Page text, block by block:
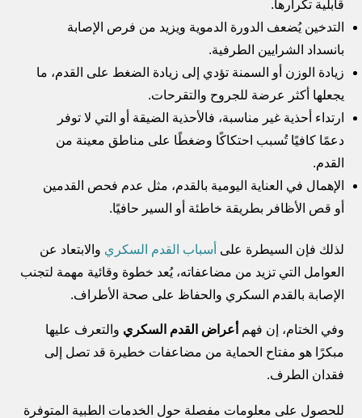
قابلية تكرارها.
التدخين يُضعف الدورة الدموية ويزيد من فرص الإصابة
بانسداد الشرايين الطرفية.
زيادة الوزن أو السمنة تؤدي إلى زيادة الضغط على القدم، ما
يجعلها أكثر عرضة للجروح والتقرحات.
ارتداء أحذية غير مناسبة، فالأحذية الضيقة أو التي لا توفر
دعمًا كافيًا تُسبب احتكاكًا وضغطًا على مناطق معينة من
القدم.
الإهمال في العناية اليومية بالقدم، مثل عدم فحص القدمين
أو قص الأظافر بطريقة خاطئة أو السير حافيًا.
لذلك فإن السيطرة على أسباب القدم السكري والابتعاد عن
العوامل التي تزيد من مضاعفاته، يُعد خطوة وقائية مهمة لتجنب
الإصابة بالقدم السكري والحفاظ على صحة الأطراف.
وفي الختام، إن فهم أعراض القدم السكري والتعرف عليها
مبكرًا هو مفتاح الحماية من مضاعفات خطيرة قد تصل إلى
فقدان الطرف.
للحصول على معلومات مفصلة حول الخدمات الطبية المتوفرة